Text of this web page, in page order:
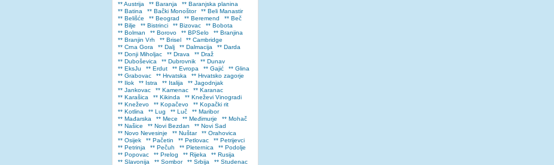
** Austrija ** Baranja
** Baranjska planina
** Batina
** Bački Monoštor
** Beli Manastir
** Belišće
** Beograd ** Beremend
** Beč
** Bilje
** Bistrinci ** Bizovac
** Bobota
** Bolman
** Borovo ** BPSelo
** Branjina
** Branjin Vrh
** Brisel
** Cambridge
** Crna Gora
** Dalj ** Dalmacija
** Darda
** Donji Miholjac
** Drava
** Draž
** Duboševica
** Dubrovnik
** Dunav
** EksJu
** Erdut ** Evropa ** Gajić
** Glina
** Grabovac
** Hrvatska
** Hrvatsko zagorje
** Ilok
** Istra ** Italija
** Jagodnjak
** Jankovac
** Kamenac
** Karanac
** Karašica
** Kikinda
** Kneževi Vinogradi
** Kneževo
** Kopačevo
** Kopački rit
** Kotlina
** Lug ** Luč
** Maribor
** Mađarska
** Mece ** Međimurje
** Mohač
** Našice
** Novi Bezdan
** Novi Sad
** Novo Nevesinje
** Nuštar
** Orahovica
** Osijek
** Pačetin ** Petlovac
** Petrijevci
** Petrinja
** Pečuh ** Pleternica
** Podolje
** Popovac
** Prelog ** Rijeka
** Rusija
** Slavonija
** Sombor ** Srbija
** Studenac